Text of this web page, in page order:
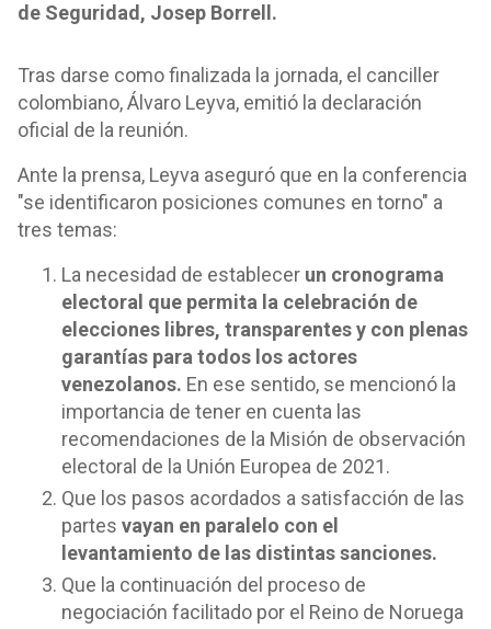
de Seguridad, Josep Borrell.
Tras darse como finalizada la jornada, el canciller
colombiano, Álvaro Leyva, emitió la declaración
oficial de la reunión.
Ante la prensa, Leyva aseguró que en la conferencia
"se identificaron posiciones comunes en torno" a
tres temas:
La necesidad de establecer un cronograma
electoral que permita la celebración de
elecciones libres, transparentes y con plenas
garantías para todos los actores
venezolanos. En ese sentido, se mencionó la
importancia de tener en cuenta las
recomendaciones de la Misión de observación
electoral de la Unión Europea de 2021.
Que los pasos acordados a satisfacción de las
partes vayan en paralelo con el
levantamiento de las distintas sanciones.
Que la continuación del proceso de
negociación facilitado por el Reino de Noruega